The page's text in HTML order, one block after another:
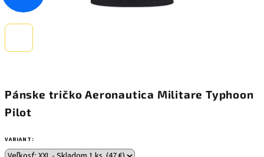
Pánske tričko Aeronautica Militare Typhoon
Pilot
VARIANT: